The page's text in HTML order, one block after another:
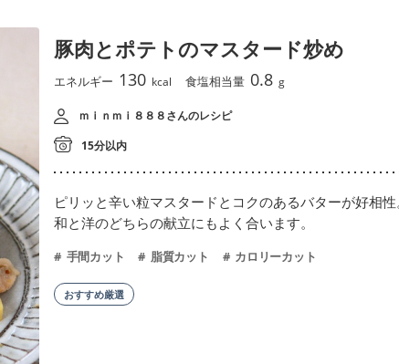
豚肉とポテトのマスタード炒め
エネルギー 130 kcal 食塩相当量 0.8 g
ｍｉｎｍｉ８８８さんのレシピ
15分以内
ピリッと辛い粒マスタードとコクのあるバターが好相性
和と洋のどちらの献立にもよく合います。
手間カット 脂質カット カロリーカット
おすすめ厳選